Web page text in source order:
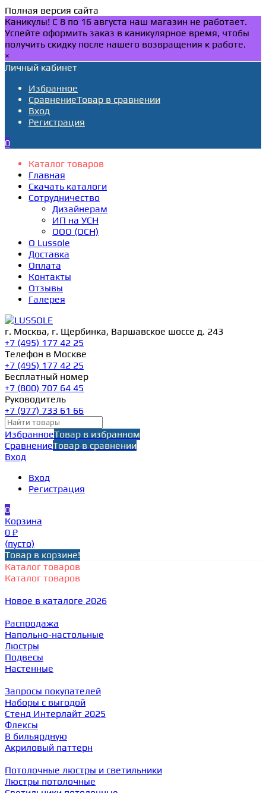
Полная версия сайта
Каникулы! С 8 по 16 августа наш магазин не работает.
Успейте оформить заказ в каникулярное время, чтобы
получить скидку после нашего возвращения к работе.
×
Личный кабинет
Избранное
СравнениеТовар в сравнении
Вход
Регистрация
0
Каталог товаров
Главная
Скачать каталоги
Сотрудничество
Дизайнерам
ИП на УСН
ООО (ОСН)
О Lussole
Доставка
Оплата
Контакты
Отзывы
Галерея
г. Москва, г. Щербинка, Варшавское шоссе д. 243
+7 (495) 177 42 25
Телефон в Москве
+7 (495) 177 42 25
Бесплатный номер
+7 (800) 707 64 45
Руководитель
+7 (977) 733 61 66
ИзбранноеТовар в избранном
СравнениеТовар в сравнении
Вход
Вход
Регистрация
0
Корзина
0 ₽
(пусто)
Товар в корзине!
Каталог товаров
Каталог товаров
Новое в каталоге 2026
Распродажа
Напольно-настольные
Люстры
Подвесы
Настенные
Запросы покупателей
Наборы с выгодой
Стенд Интерлайт 2025
Флексы
В бильярдную
Акриловый паттерн
Потолочные люстры и светильники
Люстры потолочные